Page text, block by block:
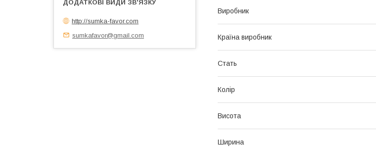
Виробник
Країна виробник
Стать
Колір
Висота
Ширина
http://sumka-favor.com
sumkafavor@gmail.com